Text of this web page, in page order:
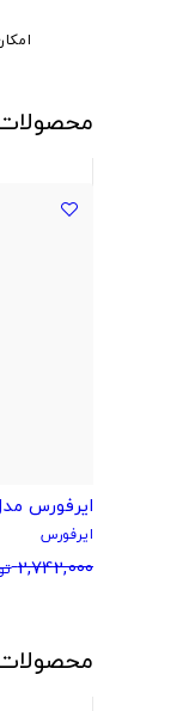
ایرفورس
ایرفورس
2,742,000